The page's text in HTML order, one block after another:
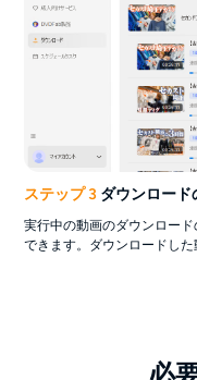
ステップ 3 ダウンロード
実行中の動画のダウンロー
できます。ダウンロードし